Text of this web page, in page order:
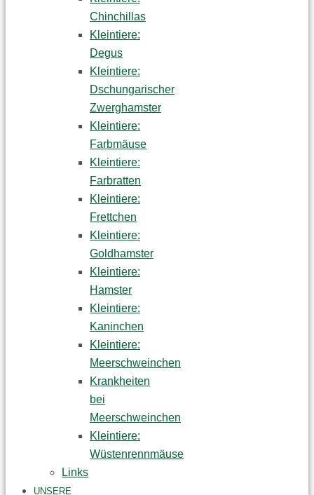
Chinchillas
Kleintiere:
Degus
Kleintiere:
Dschungarischer
Zwerghamster
Kleintiere:
Farbmäuse
Kleintiere:
Farbratten
Kleintiere:
Frettchen
Kleintiere:
Goldhamster
Kleintiere:
Hamster
Kleintiere:
Kaninchen
Kleintiere:
Meerschweinchen
Krankheiten
bei
Meerschweinchen
Kleintiere:
Wüstenrennmäuse
Links
UNSERE